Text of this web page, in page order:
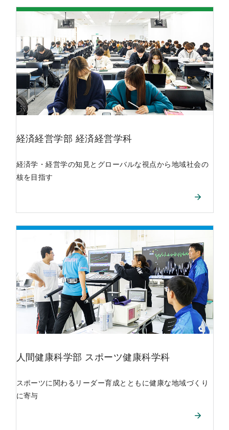
経済経営学部 経済経営学科
経済学・経営学の知見とグローバルな視点から地域社会の
核を目指す
人間健康科学部 スポーツ健康科学科
スポーツに関わるリーダー育成とともに健康な地域づくり
に寄与